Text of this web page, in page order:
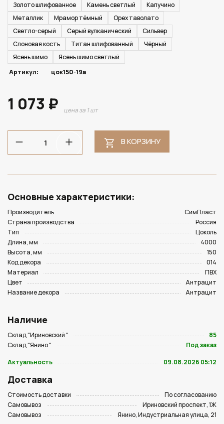
Золото шлифованное
Камень светлый
Капучино
Металлик
Мрамор тёмный
Орех таволато
Светло-серый
Серый вулканический
Сильвер
Слоновая кость
Титан шлифованный
Чёрный
Ясень шимо
Ясень шимо светлый
Артикул:
цок150-19а
1 073 ₽ цена за 1 шт
В КОРЗИНУ
Основные характеристики:
Производитель
СимПласт
Страна производства
Россия
Тип
Цоколь
Длина, мм
4000
Высота, мм
150
Код декора
014
Материал
ПВХ
Цвет
Антрацит
Название декора
Антрацит
Наличие
Склад "Ириновский "
85
Склад "Янино "
Под заказ
Актуальность
09.08.2026 05:12
Доставка
Стоимость доставки
По согласованию
Самовывоз
Ириновский проспект, 1Ж
Самовывоз
Янино, Индустриальная улица, 21